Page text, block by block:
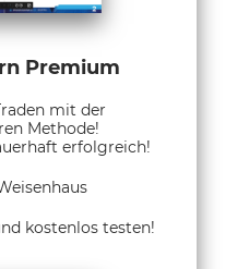
Premium
mit der
Methode!
erfolgreich!
kostenlos testen!